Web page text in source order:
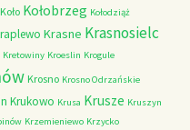
Koło Kołobrzeg Kołodziąż
Krasne Krasnosielc
Kretowiny Kroeslin Krogule
Krosno Krosno Odrzańskie
Krukowo Krusa Krusze Kruszyn
Krzemieniewo Krzycko